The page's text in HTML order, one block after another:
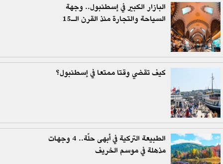
البازار الكبير في إسطنبول.. وجهة
السياحة والتجارة منذ القرن الـ15
كيف تقضي وقتا ممتعا في إسطنبول؟
الطبيعة التركية في أبهى حلّة.. 4 وجهات
مذهلة في موسم الخريف